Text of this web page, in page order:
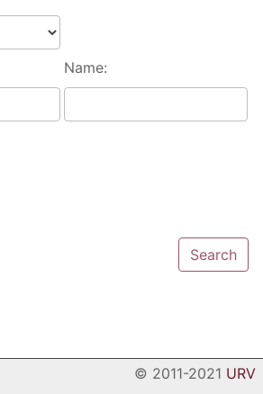
Name:
© 2011-2021 URV